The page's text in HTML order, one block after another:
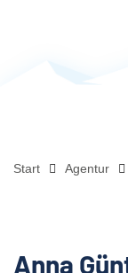
Start Agentur
Anna